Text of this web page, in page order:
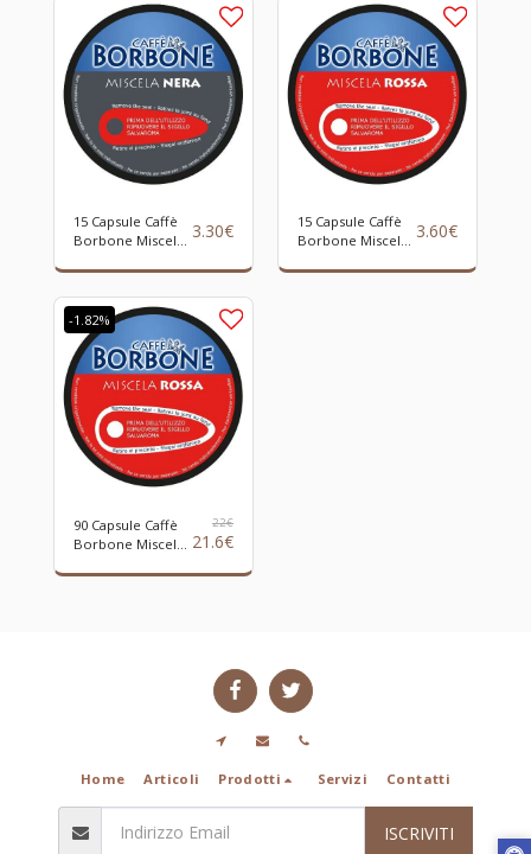
15 Capsule Caffè
Borbone Miscela
Macchine Nescafè
Dolce Gusto
3.30€
15 Capsule Caffè
Borbone Miscela
Compatibili
3.60€
-1.82%
90 Capsule Caffè
Borbone Miscela
Compatibili
22€
21.6€
Home Articoli Prodotti Servizi Contatti
ISCRIVITI